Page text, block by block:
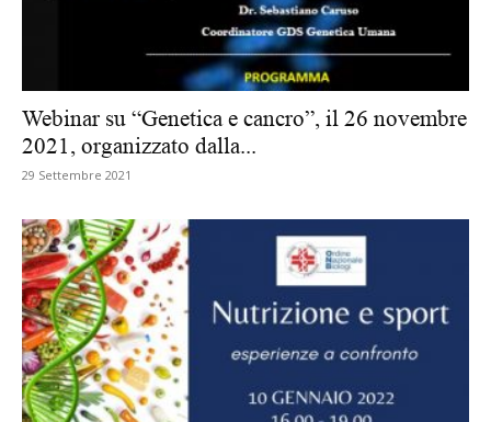
Webinar su “Genetica e cancro”, il 26 novembre
2021, organizzato dalla...
29 Settembre 2021